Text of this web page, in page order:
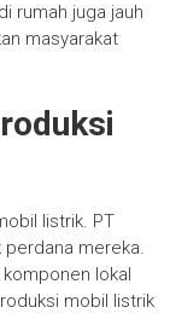
rumah juga jauh
masyarakat
listrik. PT
perdana mereka.
lokal
mobil listrik